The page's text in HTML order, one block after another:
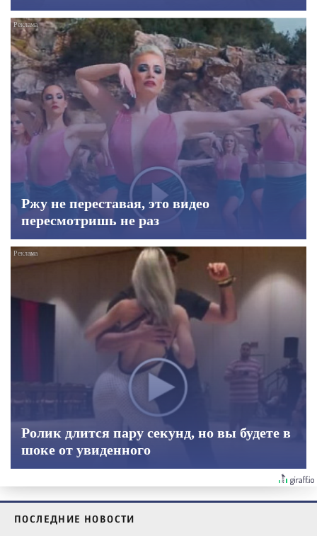
Ржу не переставая, это видео
пересмотришь не раз
Ролик длится пару секунд, но вы будете в
шоке от увиденного
ПОСЛЕДНИЕ НОВОСТИ